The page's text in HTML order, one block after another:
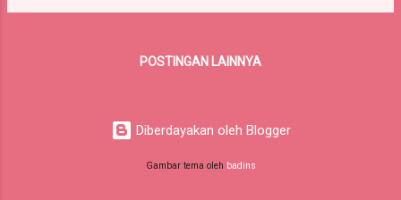
POSTINGAN LAINNYA
Diberdayakan oleh Blogger
Gambar tema oleh badins